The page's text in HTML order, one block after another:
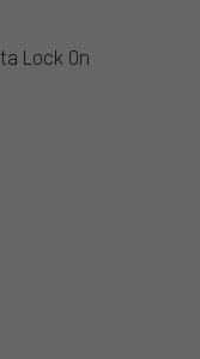
Lock On